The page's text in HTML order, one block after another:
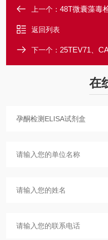
上一个： 48T微囊藻毒
返回列表
下一个： 25TEV71、
在